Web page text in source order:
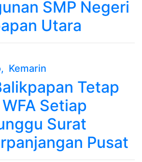
SMP Negeri
Utara
, Kemarin
Tetap
Setiap
Surat
Pusat